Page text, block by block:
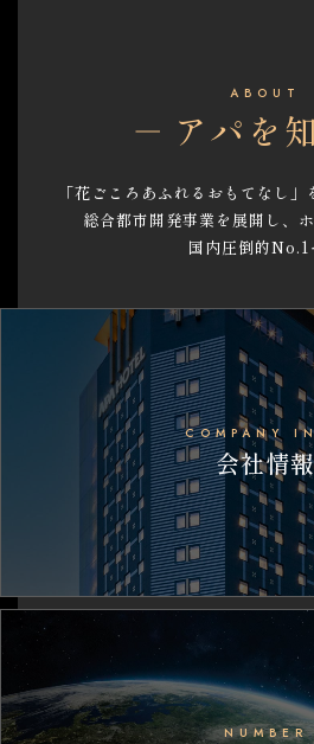
ABOUT
アパを
「花ごころあふれるおもてなし」
総合都市開発事業を 展開し、
国内圧倒的No.1
COMPANY
会社情報
NUMBER